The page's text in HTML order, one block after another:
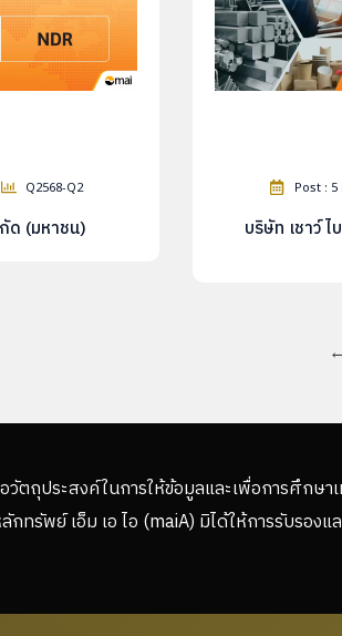
Q2568-Q2
ด (มหาชน)
Post : 5
บริษัท เชาว์
←
ตถุประสงค์ในการให้ข้อมูลและเพื่อการศึกษา
ทรัพย์ เอ็ม เอ ไอ (maiA) มิได้ให้การรับรองแ